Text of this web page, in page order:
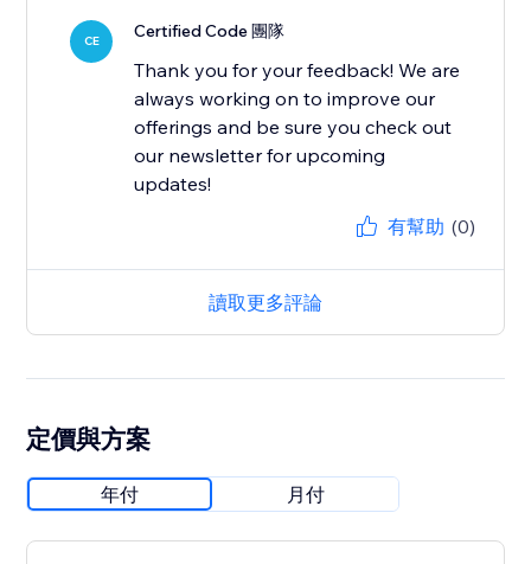
CE Certified Code 團隊
Thank you for your feedback! We are
always working on to improve our
offerings and be sure you check out
our newsletter for upcoming
updates!
有幫助 (0)
讀取更多評論
定價與方案
年付 月付